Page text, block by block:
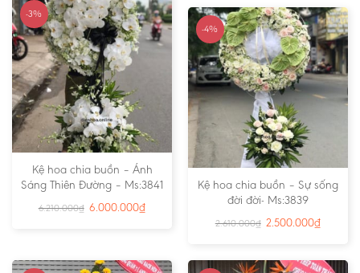
-3%
Kệ hoa chia buồn – Ánh
Sáng Thiên Đường – Ms:3841
6.210.000₫ 6.000.000₫
-4%
Kệ hoa chia buồn – Sự sống
đời đời- Ms:3839
2.610.000₫ 2.500.000₫